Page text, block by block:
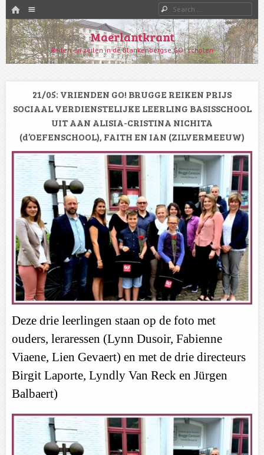
HOME
SKIP TO CONTENT
Search
Maerlantkrant
Reilen en zeilen in de Blankenbergse GO! scholen
21/05: VRIENDEN GO! BRUGGE REIKEN PRIJS
SOCIAAL VERDIENSTELIJKE LEERLING BASISSCHOOL
UIT AAN ALISIA-CRISTINA NICHITA
(d’OEFENSCHOOL), FAITH EN IAN (ZILVERMEEUW)
Deze drie leerlingen staan op de foto met
ouders, leraressen (Lynn Dusoir, Fabienne
Viaene, Lien Gevaert) en met de drie directeurs
Birgit Laporte, Lyndly Van Reck en Jürgen
Balbaert)